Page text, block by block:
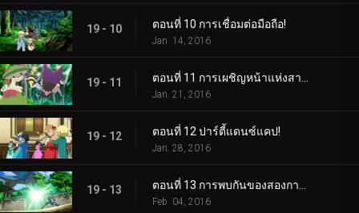
19 - 10 ตอนที่ 10 การเชื่อมต่อมือถือ!
Jan. 14, 2016
19 - 11
Jan. 21, 2016
19 - 12 ตอนที่ 12 ปาร์ตี้แดนซ์แคป!
Jan. 28, 2016
19 - 13
Feb. 04, 2016